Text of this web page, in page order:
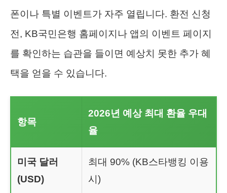
폰이나 특별 이벤트가 자주 열립니다. 환전 신청
전, KB국민은행 홈페이지나 앱의 이벤트 페이지
를 확인하는 습관을 들이면 예상치 못한 추가 혜
택을 얻을 수 있습니다.
항목
2026년 예상 최대 환율 우대
율
미국 달러
(USD)
최대 90% (KB스타뱅킹 이용
시)